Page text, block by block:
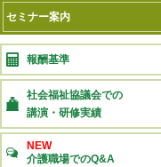
セミナー案内
報酬基準
社会福祉協議会での
講演・研修実績
NEW
介護職場でのQ&A